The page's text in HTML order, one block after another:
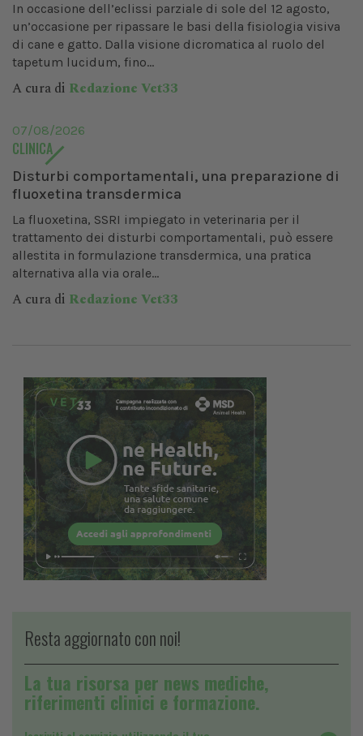
In occasione dell’eclissi parziale di sole del 12 agosto,
un’occasione per ripassare le basi della fisiologia visiva
di cane e gatto. Dalla visione dicromatica al ruolo del
tapetum lucidum, fino...
A cura di Redazione Vet33
07/08/2026
CLINICA
Disturbi comportamentali, una preparazione di
fluoxetina transdermica
La fluoxetina, SSRI impiegato in veterinaria per il
trattamento dei disturbi comportamentali, può essere
allestita in formulazione transdermica, una pratica
alternativa alla via orale...
A cura di Redazione Vet33
Resta aggiornato con noi!
La tua risorsa per news mediche,
riferimenti clinici e formazione.